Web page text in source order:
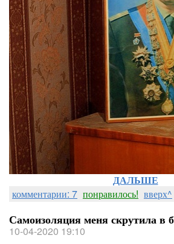
ДАЛЬШЕ
комментарии: 7 понравилось! вверх^
Самоизоляция меня скрутила в
10-04-2020 19:10